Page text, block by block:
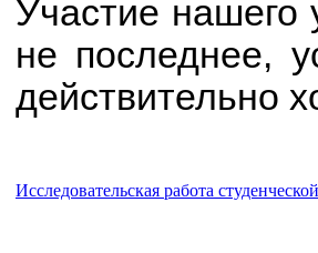
Участие нашего
не последнее,
действительно
Исследовательская работа